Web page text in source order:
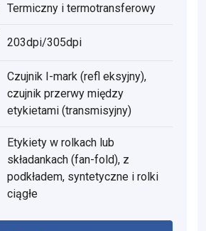
Termiczny i termotransferowy
203dpi/305dpi
Czujnik I-mark (refl eksyjny),
czujnik przerwy między
etykietami (transmisyjny)
Etykiety w rolkach lub
składankach (fan-fold), z
podkładem, syntetyczne i rolki
ciągłe